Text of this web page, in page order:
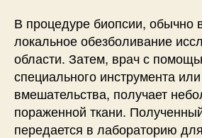
В процедуре биопсии, обычно
локальное обезболивание
области. Затем, врач с
специального инструмента
вмешательства, получает
пораженной ткани.
передается в лабораторию